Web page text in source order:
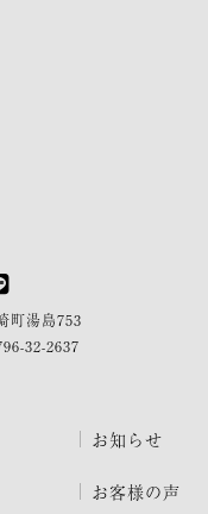
町湯島753
32-2637
お知らせ
お客様の声